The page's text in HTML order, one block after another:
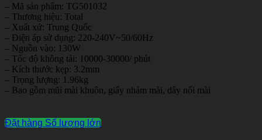
– Mã sản phẩm: TG501032
– Thương hiệu: Total
– Xuất xứ: Trung Quốc
– Điện áp sử dụng: 220-240V~50/60Hz
– Nguồn vào: 130W
– Tốc độ không tải: 10000-30000/ phút
– Kích thước kẹp: 3.2mm
– Trọng lượng: 1.96kg
– Bao gồm mũi mài khuôn, giấy nhám mài, dây nối mài
Đặt hàng Số lượng lớn